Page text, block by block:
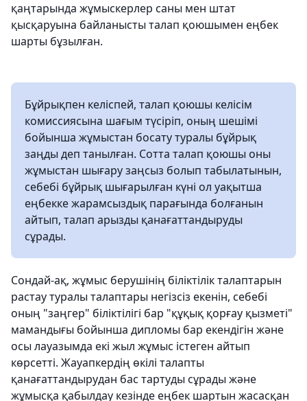
қаңтарында жұмыскерлер саны мен штат
қысқаруына байланысты талап қоюшымен еңбек
шарты бұзылған.
Бұйрықпен келіспей, талап қоюшы келісім
комиссиясына шағым түсіріп, оның шешімі
бойынша жұмыстан босату туралы бұйрық
заңды деп танылған. Сотта талап қоюшы оны
жұмыстан шығару заңсыз болып табылатынын,
себебі бұйрық шығарылған күні ол уақытша
еңбекке жарамсыздық парағында болғанын
айтып, талап арызды қанағаттандыруды
сұрады.
Сондай-ақ, жұмыс берушінің біліктілік талаптарын
растау туралы талаптары негізсіз екенін, себебі
оның "заңгер" біліктілігі бар "құқық қорғау қызметі"
мамандығы бойынша дипломы бар екендігін және
осы лауазымда екі жыл жұмыс істеген айтып
көрсетті. Жауапкердің өкілі талапты
қанағаттандырудан бас тартуды сұрады және
жұмысқа қабылдау кезінде еңбек шартын жасасқан